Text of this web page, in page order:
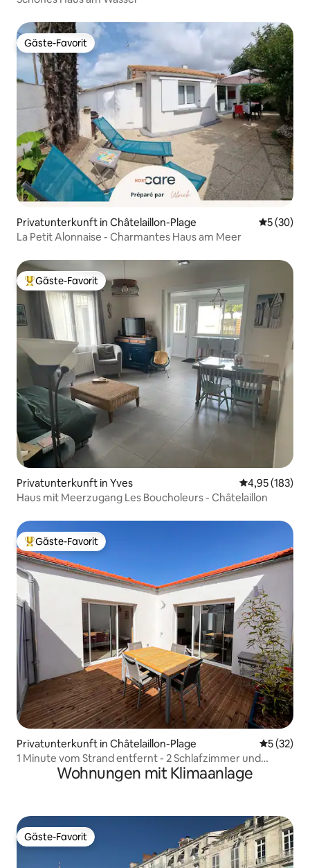
Gäste-Favorit
Gäste-Favorit
Privatunterkunft in Châtelaillon-Plage
5 (30)
La Petit Alonnaise - Charmantes Haus am Meer
Beliebter Gäste-Favorit.
Gäste-Favorit
Privatunterkunft in Yves
4,95 (183)
Haus mit Meerzugang Les Boucholeurs - Châtelaillon
Beliebter Gäste-Favorit.
Gäste-Favorit
Privatunterkunft in Châtelaillon-Plage
5 (32)
1 Minute vom Strand entfernt - 2 Schlafzimmer und
TerrasseWohnungen mit Klimaanlage
Gäste-Favorit
Gäste-Favorit